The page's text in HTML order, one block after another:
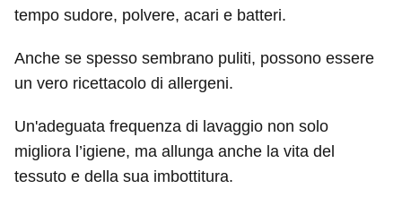
tempo sudore, polvere, acari e batteri.
Anche se spesso sembrano puliti, possono essere
un vero ricettacolo di allergeni.
Un'adeguata frequenza di lavaggio non solo
migliora l’igiene, ma allunga anche la vita del
tessuto e della sua imbottitura.